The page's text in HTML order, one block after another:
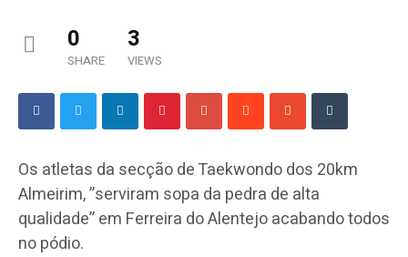
0
SHARE
3
VIEWS
Os atletas da secção de Taekwondo dos 20km
Almeirim, ”serviram sopa da pedra de alta
qualidade” em Ferreira do Alentejo acabando todos
no pódio.